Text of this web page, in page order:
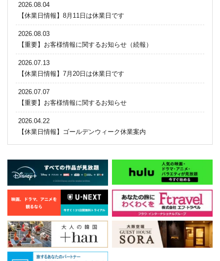
2026.08.04
【休業日情報】8月11日は休業日です
2026.08.03
【重要】お客様情報に関するお知らせ（続報）
2026.07.13
【休業日情報】7月20日は休業日です
2026.07.07
【重要】お客様情報に関するお知らせ
2026.04.22
【休業日情報】ゴールデンウィーク休業案内